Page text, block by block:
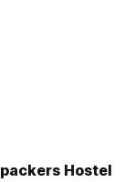
Hostel